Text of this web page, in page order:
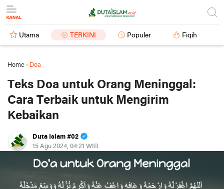
Utama TERKINI Populer Fiqih
Home › Doa
Teks Doa untuk Orang Meninggal:
Cara Terbaik untuk Mengirim
Kebaikan
Duta Islam #02
15 Agu 2024, 04:21 WIB